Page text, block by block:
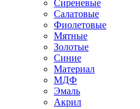
Сиреневые
Салатовые
Фиолетовые
Мятные
Золотые
Синие
Материал
МДФ
Эмаль
Акрил